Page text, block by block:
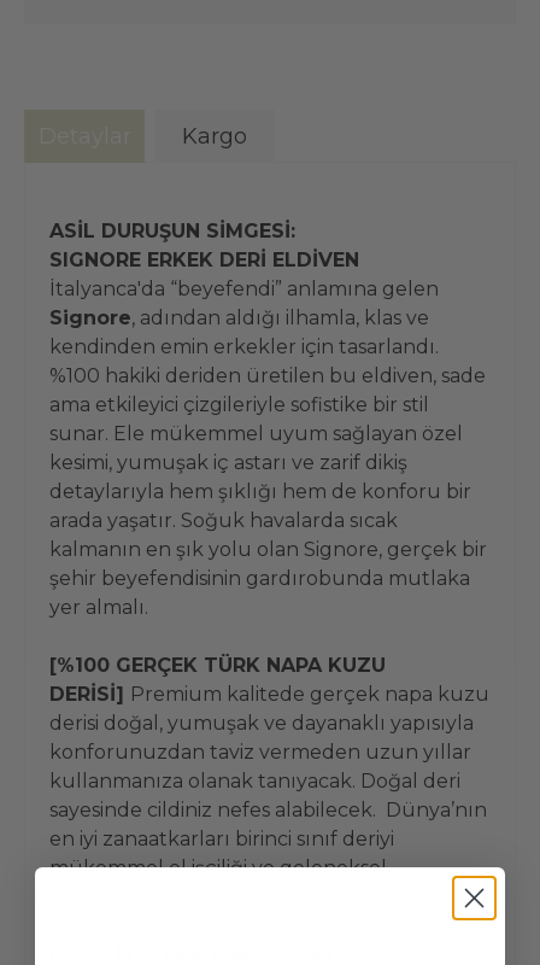
Kargo
ASİL DURUŞUN SİMGESİ:
SIGNORE ERKEK DERİ ELDİVEN
İtalyanca'da “beyefendi” anlamına gelen
Signore, adından aldığı ilhamla, klas ve
kendinden emin erkekler için tasarlandı.
%100 hakiki deriden üretilen bu eldiven, sade
ama etkileyici çizgileriyle sofistike bir stil
sunar. Ele mükemmel uyum sağlayan özel
kesimi, yumuşak iç astarı ve zarif dikiş
detaylarıyla hem şıklığı hem de konforu bir
arada yaşatır. Soğuk havalarda sıcak
kalmanın en şık yolu olan Signore, gerçek bir
şehir beyefendisinin gardırobunda mutlaka
yer almalı.
[%100 GERÇEK TÜRK NAPA KUZU
DERİSİ]
Premium kalitede gerçek napa kuzu
derisi doğal, yumuşak ve dayanaklı yapısıyla
konforunuzdan taviz vermeden uzun yıllar
kullanmanıza olanak tanıyacak. Doğal deri
sayesinde cildiniz nefes alabilecek. Dünya’nın
en iyi zanaatkarları birinci sınıf deriyi
mükemmel el işçiliği ve geleneksel